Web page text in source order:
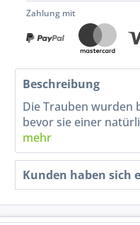
Zahlung mit
Beschreibung
Die Trauben wurden
bevor sie einer
mehr
Kunden haben sich